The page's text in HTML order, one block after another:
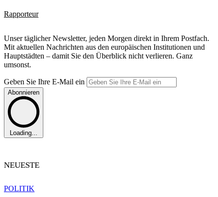
Rapporteur
Unser täglicher Newsletter, jeden Morgen direkt in Ihrem Postfach.
Mit aktuellen Nachrichten aus den europäischen Institutionen und
Hauptstädten – damit Sie den Überblick nicht verlieren. Ganz
umsonst.
Geben Sie Ihre E-Mail ein
Abonnieren
Loading...
NEUESTE
POLITIK